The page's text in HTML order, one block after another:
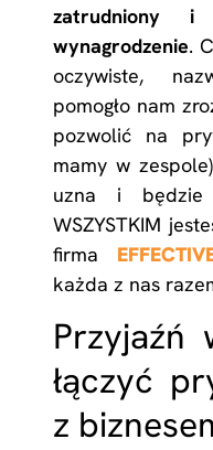
zatrudniony
wynagrodzenie.
oczywiste,
pomogło nam
pozwolić na
mamy w
uzna i będzie
WSZYSTKIM
firma
każda z nas
Przyjaźń
łączyć
z